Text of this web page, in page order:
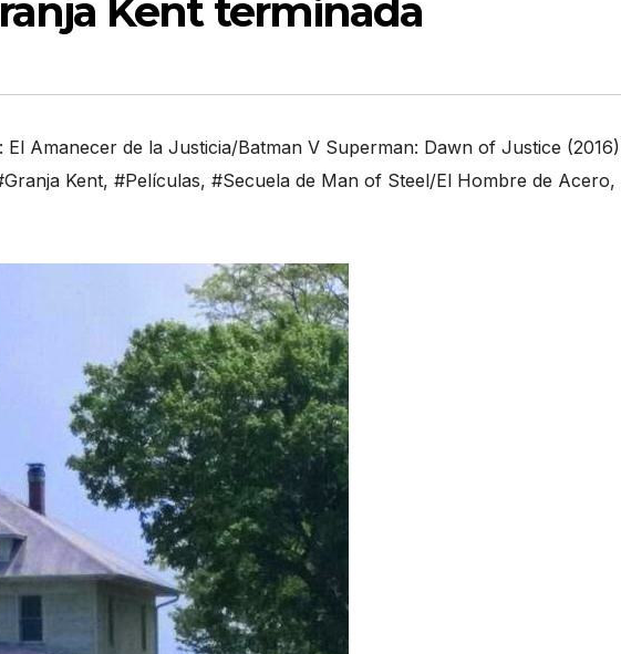
Kent terminada
El Amanecer de la Justicia/Batman V Superman: Dawn of Justice (2016)
Kent, #Películas, #Secuela de Man of Steel/El Hombre de Acero,